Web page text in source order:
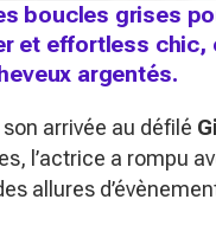
boucles grises
et effortless chic,
argentés.
arrivée au défilé
l’actrice a rompu
allures